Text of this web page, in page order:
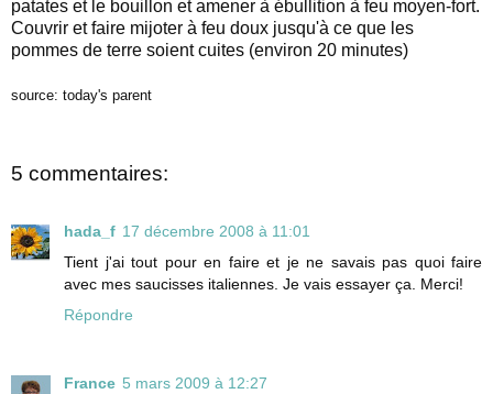
patates et le bouillon et amener à ébullition à feu moyen-fort.
Couvrir et faire mijoter à feu doux jusqu'à ce que les
pommes de terre soient cuites (environ 20 minutes)
source: today's parent
5 commentaires:
hada_f 17 décembre 2008 à 11:01
Tient j'ai tout pour en faire et je ne savais pas quoi faire
avec mes saucisses italiennes. Je vais essayer ça. Merci!
Répondre
France 5 mars 2009 à 12:27